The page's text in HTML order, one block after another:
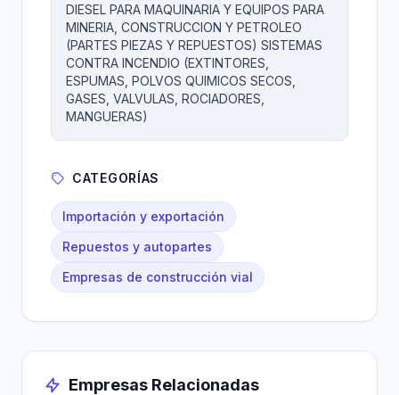
DIESEL PARA MAQUINARIA Y EQUIPOS PARA
MINERIA, CONSTRUCCION Y PETROLEO
(PARTES PIEZAS Y REPUESTOS) SISTEMAS
CONTRA INCENDIO (EXTINTORES,
ESPUMAS, POLVOS QUIMICOS SECOS,
GASES, VALVULAS, ROCIADORES,
MANGUERAS)
CATEGORÍAS
Importación y exportación
Repuestos y autopartes
Empresas de construcción vial
Empresas Relacionadas